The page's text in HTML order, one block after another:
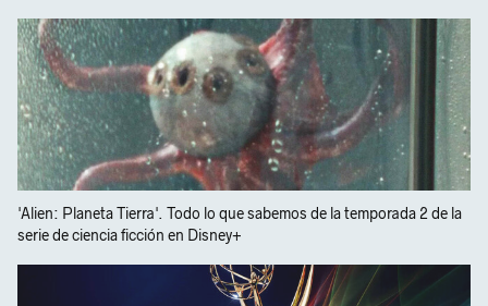
'Alien: Planeta Tierra'. Todo lo que sabemos de la temporada 2 de la
serie de ciencia ficción en Disney+